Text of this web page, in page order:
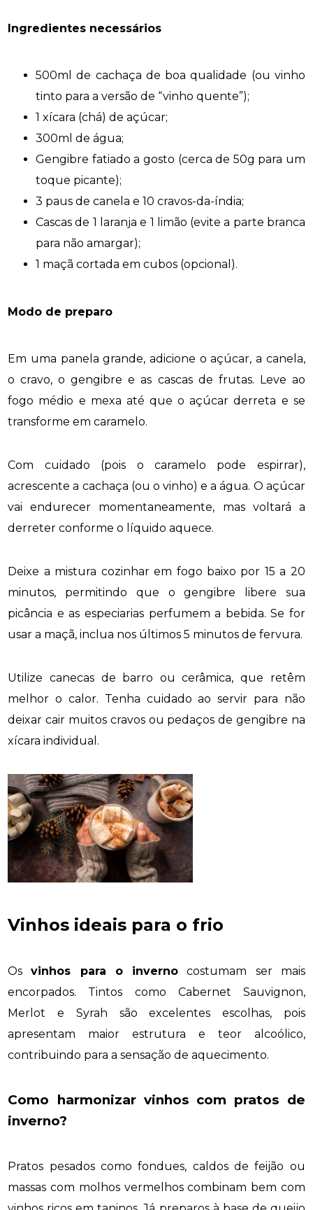
Ingredientes necessários
500ml de cachaça de boa qualidade (ou vinho
tinto para a versão de “vinho quente”);
1 xícara (chá) de açúcar;
300ml de água;
Gengibre fatiado a gosto (cerca de 50g para um
toque picante);
3 paus de canela e 10 cravos-da-índia;
Cascas de 1 laranja e 1 limão (evite a parte branca
para não amargar);
1 maçã cortada em cubos (opcional).
Modo de preparo
Em uma panela grande, adicione o açúcar, a canela,
o cravo, o gengibre e as cascas de frutas. Leve ao
fogo médio e mexa até que o açúcar derreta e se
transforme em caramelo.
Com cuidado (pois o caramelo pode espirrar),
acrescente a cachaça (ou o vinho) e a água. O açúcar
vai endurecer momentaneamente, mas voltará a
derreter conforme o líquido aquece.
Deixe a mistura cozinhar em fogo baixo por 15 a 20
minutos, permitindo que o gengibre libere sua
picância e as especiarias perfumem a bebida. Se for
usar a maçã, inclua nos últimos 5 minutos de fervura.
Utilize canecas de barro ou cerâmica, que retêm
melhor o calor. Tenha cuidado ao servir para não
deixar cair muitos cravos ou pedaços de gengibre na
xícara individual.
Vinhos ideais para o frio
Osvinhos para o inverno costumam ser mais
encorpados. Tintos como Cabernet Sauvignon,
Merlot e Syrah são excelentes escolhas, pois
apresentam maior estrutura e teor alcoólico,
contribuindo para a sensação de aquecimento.
Como harmonizar vinhos com pratos de
inverno?
Pratos pesados como fondues, caldos de feijão ou
massas com molhos vermelhos combinam bem com